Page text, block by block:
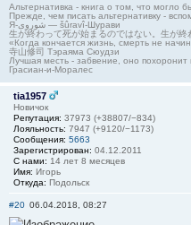
Альтернативка - книга о том, что могло
Прежде, чем писать альтернативку -
Я-شوروی — šûravî-Шурави
生が終わって死が始まるのではない。生が終
«Когда кончается жизнь, смерть не
寺山修司 Тэраяма Сюудзи
Лучшая месть - забвение, оно похоронит
Грасиан-и-Моралес
tia1957
Новичок
Репутация: 37973 (+38807/−834)
Лояльность: 7947 (+9120/−1173)
Сообщения: 5663
Зарегистрирован: 04.12.2011
С нами: 14 лет 8 месяцев
Имя: Игорь
Откуда: Подольск
#20 06.04.2018, 08:27